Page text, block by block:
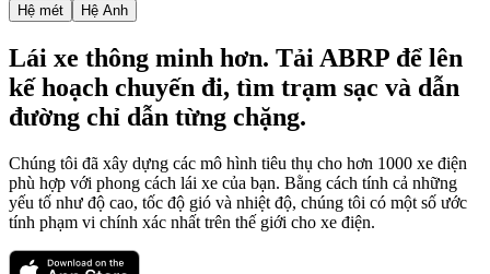
Hệ mét Hệ Anh
Lái xe thông minh hơn. Tải ABRP để lên
kế hoạch chuyến đi, tìm trạm sạc và dẫn
đường chỉ dẫn từng chặng.
Chúng tôi đã xây dựng các mô hình tiêu thụ cho hơn 1000 xe điện
phù hợp với phong cách lái xe của bạn. Bằng cách tính cả những
yếu tố như độ cao, tốc độ gió và nhiệt độ, chúng tôi có một số ước
tính phạm vi chính xác nhất trên thế giới cho xe điện.